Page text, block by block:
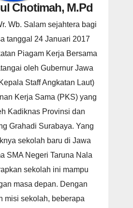
Chotimah, M.Pd
Wb. Salam sejahtera bagi
tanggal 24 Januari 2017
Piagam Kerja Bersama
oleh Gubernur Jawa
Staff Angkatan Laut)
Kerja Sama (PKS) yang
Kadiknas Provinsi dan
Grahadi Surabaya. Yang
sekolah baru di Jawa
SMA Negeri Taruna Nala
sekolah ini mampu
masa depan. Dengan
misi sekolah, beberapa